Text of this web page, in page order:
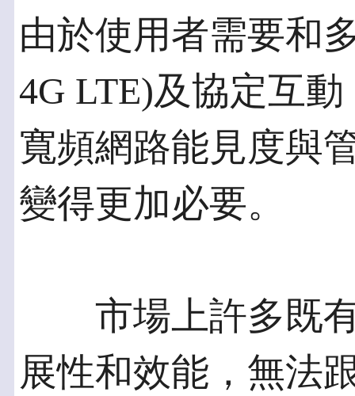
由於使用者需要和
4G LTE)及協定互
寬頻網路能見度與
變得更加必要。
市場上許多既有
展性和效能，無法